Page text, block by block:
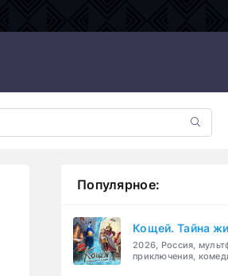
Популярное:
Кощей. Тайна
2026, Россия,
приключения,